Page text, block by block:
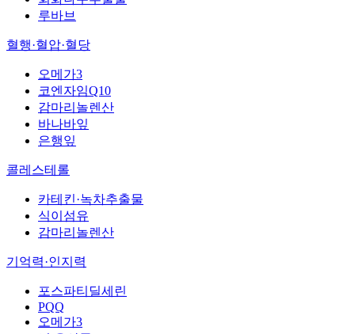
루바브
혈행·혈압·혈당
오메가3
코엔자임Q10
감마리놀렌산
바나바잎
은행잎
콜레스테롤
카테킨·녹차추출물
식이섬유
감마리놀렌산
기억력·인지력
포스파티딜세린
PQQ
오메가3